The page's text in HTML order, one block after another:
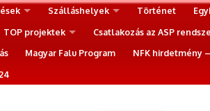
Szálláshelyek Történet
TOP projektek Csatlakozás az ASP
Magyar Falu Program NFK hirdetmény